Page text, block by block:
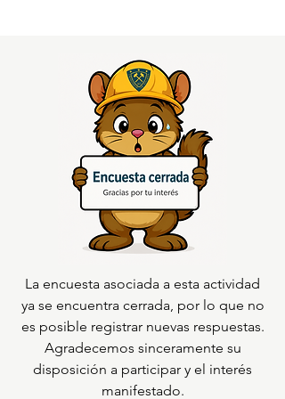
La encuesta asociada a esta actividad
ya se encuentra cerrada, por lo que no
es posible registrar nuevas respuestas.
Agradecemos sinceramente su
disposición a participar y el interés
manifestado.